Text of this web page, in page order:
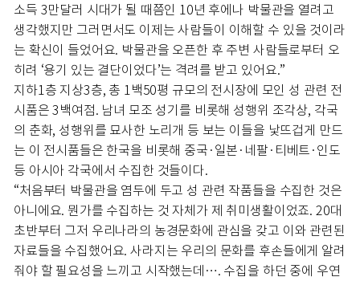
소득 3만달러 시대가 될 때쯤인 10년 후에나 박물관을 열려고
생각했지만 그러면서도 이제는 사람들이 이해할 수 있을 것이라
는 확신이 들었어요. 박물관을 오픈한 후 주변 사람들로부터 오
히려 ‘용기 있는 결단이었다’는 격려를 받고 있어요.”
지하1층 지상3층, 총 1백50평 규모의 전시장에 모인 성 관련 전
시품은 3백여점. 남녀 모조 성기를 비롯해 성행위 조각상, 각국
의 춘화, 성행위를 묘사한 노리개 등 보는 이들을 낯뜨겁게 만드
는 이 전시품들은 한국을 비롯해 중국·일본·네팔·티베트·인도
등 아시아 각국에서 수집한 것들이다.
“처음부터 박물관을 염두에 두고 성 관련 작품들을 수집한 것은
아니에요. 뭔가를 수집하는 것 자체가 제 취미생활이었죠. 20대
초반부터 그저 우리나라의 농경문화에 관심을 갖고 이와 관련된
자료들을 수집했어요. 사라지는 우리의 문화를 후손들에게 알려
줘야 할 필요성을 느끼고 시작했는데…. 수집을 하던 중에 우연